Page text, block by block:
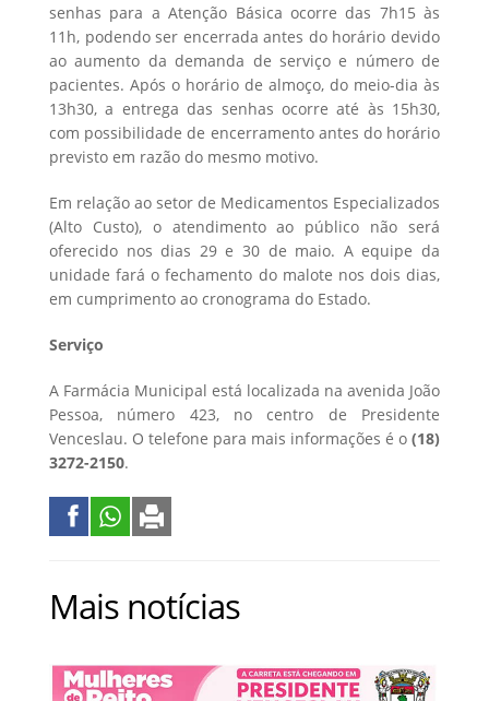
senhas para a Atenção Básica ocorre das 7h15 às
11h, podendo ser encerrada antes do horário devido
ao aumento da demanda de serviço e número de
pacientes. Após o horário de almoço, do meio-dia às
13h30, a entrega das senhas ocorre até às 15h30,
com possibilidade de encerramento antes do horário
previsto em razão do mesmo motivo.
Em relação ao setor de Medicamentos Especializados
(Alto Custo), o atendimento ao público não será
oferecido nos dias 29 e 30 de maio. A equipe da
unidade fará o fechamento do malote nos dois dias,
em cumprimento ao cronograma do Estado.
Serviço
A Farmácia Municipal está localizada na avenida João
Pessoa, número 423, no centro de Presidente
Venceslau. O telefone para mais informações é o (18)
3272-2150.
Mais notícias